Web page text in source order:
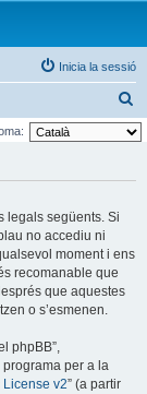
Inicia la sessió
e
legals següents. Si
no accediu ni
moment i ens
recomanable que
que aquestes
o s’esmenen.
phpBB”,
programa per a la
v2” (a partir